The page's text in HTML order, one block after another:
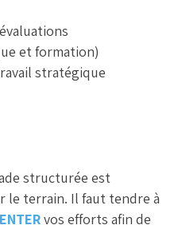
et formation)
stratégique
structurée est
le terrain. Il faut tendre à
vos efforts afin de